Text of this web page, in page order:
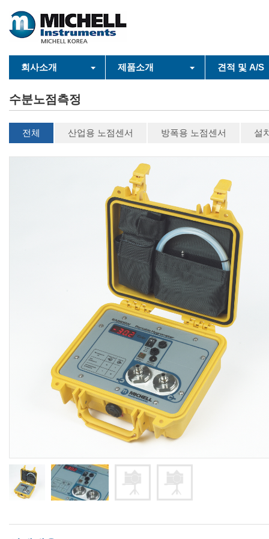
회사소개 제품소개 견적 및 A/S
수분노점측정
전체 산업용 노점센서 방폭용 노점센서 설